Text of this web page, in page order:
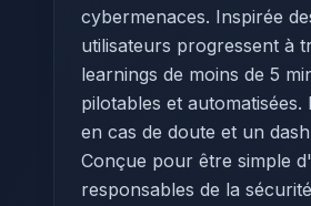
cybermenaces. Inspirée
utilisateurs progressent à
learnings de moins de 5
pilotables et
en cas de doute et un
Conçue pour être simple
responsables de la